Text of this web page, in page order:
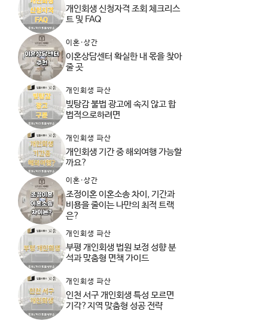
개인회생 신청자격 조회 체크리스
트 및 FAQ
이혼·상간
이혼상담센터 확실한 내 몫을 찾아
줄 곳
개인회생 파산
빚탕감 불법 광고에 속지 않고 합
법적으로하려면
개인회생 파산
개인회생 기간 중 해외여행 가능할
까요?
이혼·상간
조정이혼 이혼소송 차이, 기간과
비용을 줄이는 나만의 최적 트랙
은?
개인회생 파산
부평 개인회생 법원 보정 성향 분
석과 맞춤형 면책 가이드
개인회생 파산
인천 서구 개인회생 특성 모르면
기각?지역 맞춤형 성공 전략